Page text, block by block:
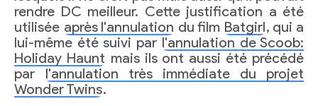
rendre DC meilleur. Cette justification a été
utilisée après l'annulation du film Batgirl, qui a
lui-même été suivi par l'annulation de Scoob:
Holiday Haunt mais ils ont aussi été précédé
par l'annulation très immédiate du projet
Wonder Twins.